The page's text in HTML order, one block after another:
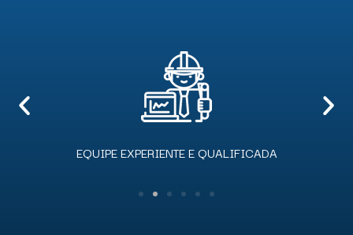
EQUIPE EXPERIENTE E QUALIFICADA